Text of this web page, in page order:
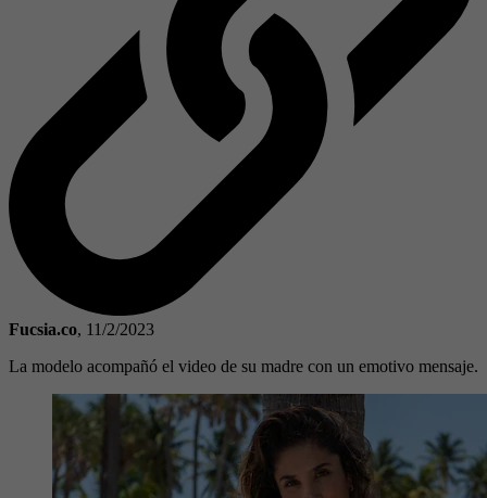
Fucsia.co, 11/2/2023
La modelo acompañó el video de su madre con un emotivo mensaje.